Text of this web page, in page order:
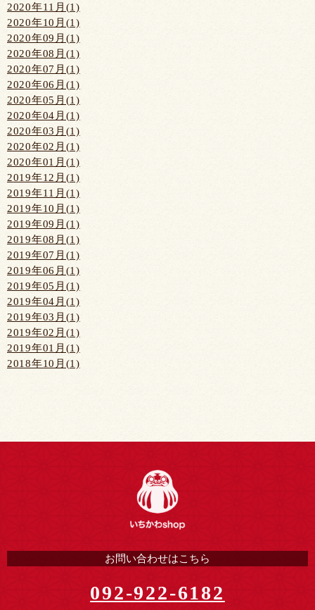
2020年11月(1)
2020年10月(1)
2020年09月(1)
2020年08月(1)
2020年07月(1)
2020年06月(1)
2020年05月(1)
2020年04月(1)
2020年03月(1)
2020年02月(1)
2020年01月(1)
2019年12月(1)
2019年11月(1)
2019年10月(1)
2019年09月(1)
2019年08月(1)
2019年07月(1)
2019年06月(1)
2019年05月(1)
2019年04月(1)
2019年03月(1)
2019年02月(1)
2019年01月(1)
2018年10月(1)
お問い合わせはこちら
092-922-6182